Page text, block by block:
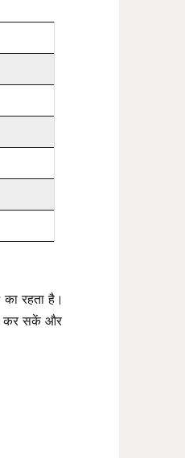
रहता है।
कर सकें और